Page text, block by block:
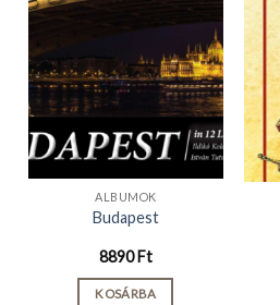
ALBUMOK
Budapest
8890Ft
KOSÁRBA